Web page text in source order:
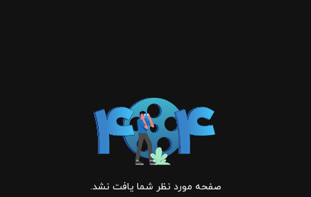
صفحه مورد نظر شما یافت نشد.